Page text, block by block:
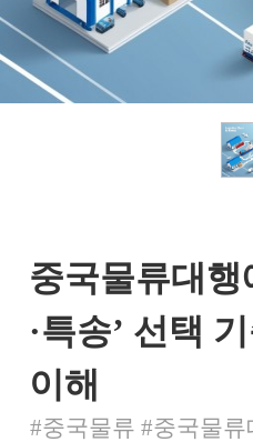
중국물류대행
·특송’ 선택
이해
#중국물류 #중국물